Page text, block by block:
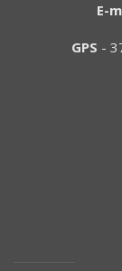
E-
GPS -